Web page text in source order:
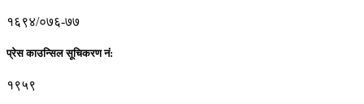
१६९४/०७६-७७
प्रेस काउन्सिल सूचिकरण नं:
१९५९